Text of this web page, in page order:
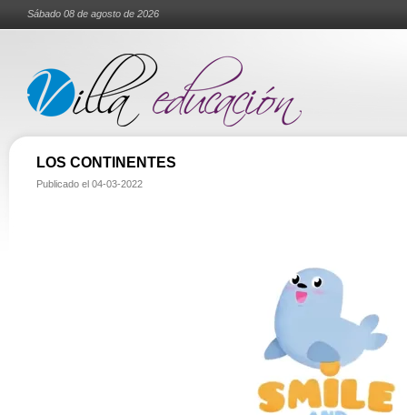
Sábado 08 de agosto de 2026
LOS CONTINENTES
Publicado el 04-03-2022